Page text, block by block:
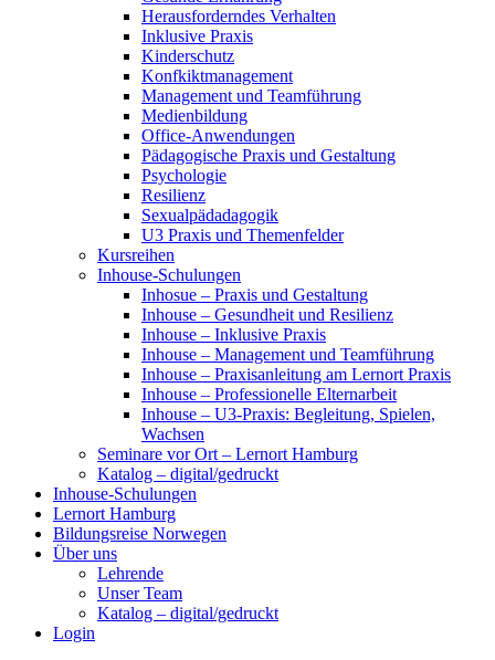
Herausforderndes Verhalten
Inklusive Praxis
Kinderschutz
Konfkiktmanagement
Management und Teamführung
Medienbildung
Office-Anwendungen
Pädagogische Praxis und Gestaltung
Psychologie
Resilienz
Sexualpädadagogik
U3 Praxis und Themenfelder
Kursreihen
Inhouse-Schulungen
Inhosue – Praxis und Gestaltung
Inhouse – Gesundheit und Resilienz
Inhouse – Inklusive Praxis
Inhouse – Management und Teamführung
Inhouse – Praxisanleitung am Lernort Praxis
Inhouse – Professionelle Elternarbeit
Inhouse – U3-Praxis: Begleitung, Spielen,
Wachsen
Seminare vor Ort – Lernort Hamburg
Katalog – digital/gedruckt
Inhouse-Schulungen
Lernort Hamburg
Bildungsreise Norwegen
Über uns
Lehrende
Unser Team
Katalog – digital/gedruckt
Login